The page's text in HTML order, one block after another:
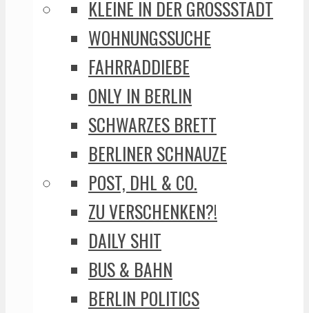
KLEINE IN DER GROSSSTADT
WOHNUNGSSUCHE
FAHRRADDIEBE
ONLY IN BERLIN
SCHWARZES BRETT
BERLINER SCHNAUZE
POST, DHL & CO.
ZU VERSCHENKEN?!
DAILY SHIT
BUS & BAHN
BERLIN POLITICS